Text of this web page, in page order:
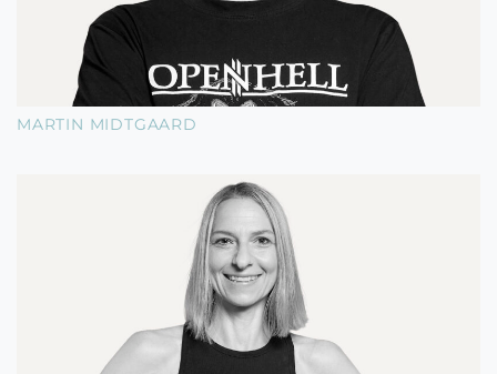
MARTIN MIDTGAARD